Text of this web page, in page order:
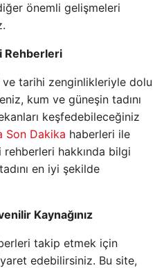
önemli gelişmeleri
Rehberleri
tarihi zenginlikleriyle dolu
kum ve güneşin tadını
keşfedebileceğiniz
Son Dakika haberleri ile
hakkında bilgi
en iyi şekilde
Kaynağınız
takip etmek için
edebilirsiniz. Bu site,